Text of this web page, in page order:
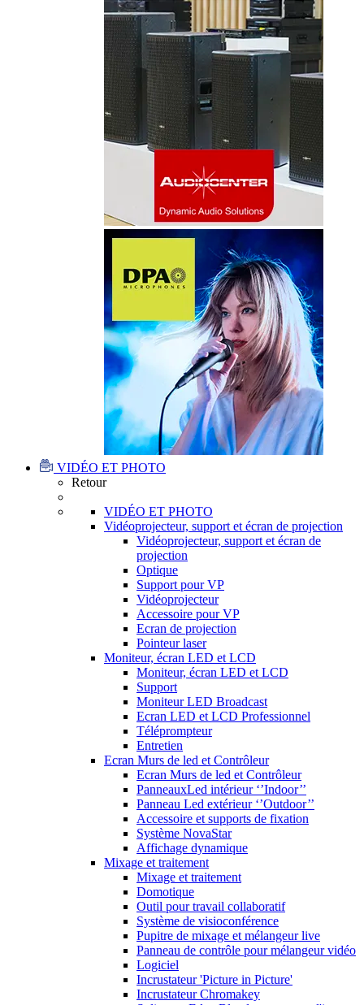
VIDÉO ET PHOTO
Retour
VIDÉO ET PHOTO
Vidéoprojecteur, support et écran de projection
Vidéoprojecteur, support et écran de
projection
Optique
Support pour VP
Vidéoprojecteur
Accessoire pour VP
Ecran de projection
Pointeur laser
Moniteur, écran LED et LCD
Moniteur, écran LED et LCD
Support
Moniteur LED Broadcast
Ecran LED et LCD Professionnel
Téléprompteur
Entretien
Ecran Murs de led et Contrôleur
Ecran Murs de led et Contrôleur
PanneauxLed intérieur ‘’Indoor’’
Panneau Led extérieur ‘’Outdoor’’
Accessoire et supports de fixation
Système NovaStar
Affichage dynamique
Mixage et traitement
Mixage et traitement
Domotique
Outil pour travail collaboratif
Système de visioconférence
Pupitre de mixage et mélangeur live
Panneau de contrôle pour mélangeur vidéo
Logiciel
Incrustateur 'Picture in Picture'
Incrustateur Chromakey